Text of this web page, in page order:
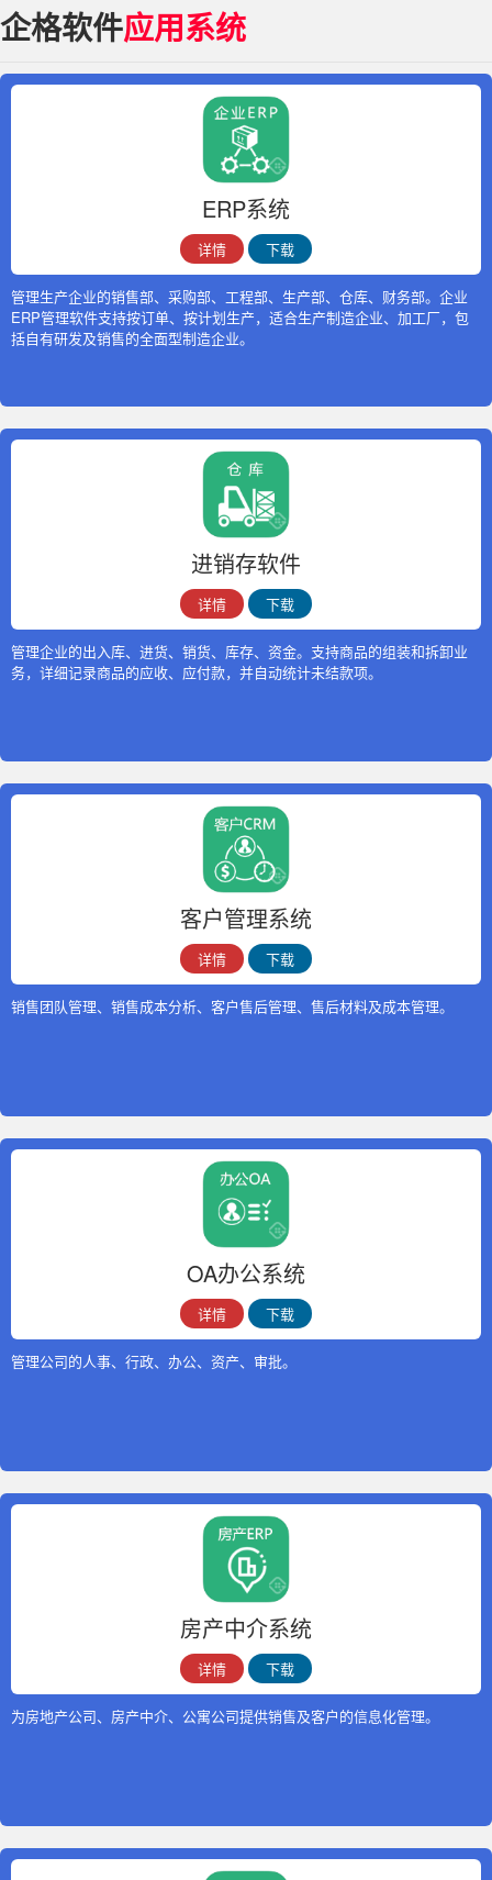
企格软件应用系统
ERP系统
详情 下载
管理生产企业的销售部、采购部、工程部、生产部、仓库、财务部。企业
ERP管理软件支持按订单、按计划生产，适合生产制造企业、加工厂，包
括自有研发及销售的全面型制造企业。
进销存软件
详情 下载
管理企业的出入库、进货、销货、库存、资金。支持商品的组装和拆卸业
务，详细记录商品的应收、应付款，并自动统计未结款项。
客户管理系统
详情 下载
销售团队管理、销售成本分析、客户售后管理、售后材料及成本管理。
OA办公系统
详情 下载
管理公司的人事、行政、办公、资产、审批。
房产中介系统
详情 下载
为房地产公司、房产中介、公寓公司提供销售及客户的信息化管理。